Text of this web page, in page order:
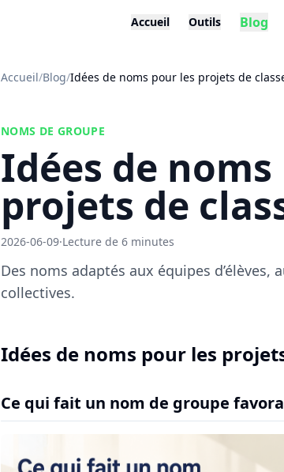
Accueil Outils Blog
Accueil/Blog/Idées de noms pour les projets de
NOMS DE GROUPE
Idées de
projets de
2026-06-09·Lecture de 6 minutes
Des noms adaptés aux équipes
collectives.
Idées de noms pour les
Ce qui fait un nom de groupe